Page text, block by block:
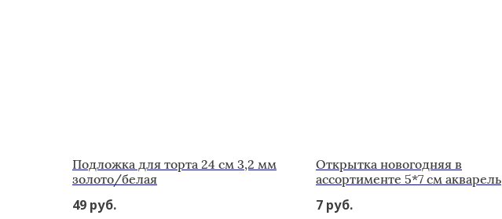
Подложка для торта 24 см 3,2 мм
золото/белая
49 руб.
Открытка новогодняя в
ассортименте 5*7 см акварель
7 руб.